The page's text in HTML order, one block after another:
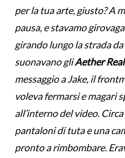
per la tua arte, giusto? A
pausa, e stavamo
girando lungo la strada
suonavano gliAether
messaggio a Jake, il
voleva fermarsi e magari
all’interno del video.
pantaloni di tuta e una
pronto a rimbombare.